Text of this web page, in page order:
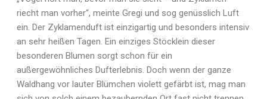
riecht man vorher“, meinte Gregi und sog genüsslich Luft
ein. Der Zyklamenduft ist einzigartig und besonders intensiv
an sehr heißen Tagen. Ein einziges Stöcklein dieser
besonderen Blumen sorgt schon für ein
außergewöhnliches Dufterlebnis. Doch wenn der ganze
Waldhang vor lauter Blümchen violett gefärbt ist, mag man